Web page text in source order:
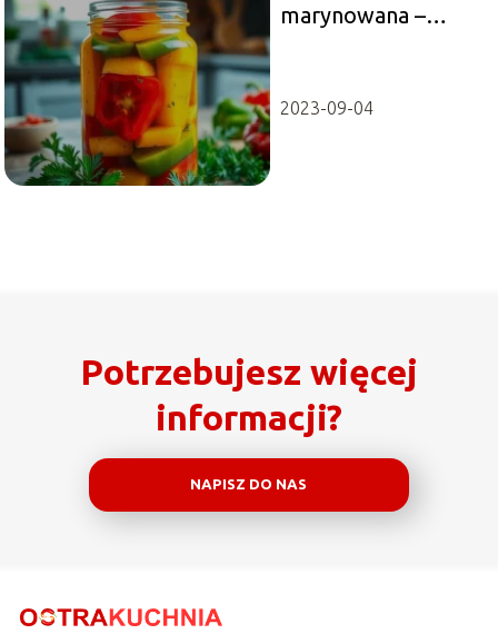
marynowana –
2023-09-04
Potrzebujesz więcej
informacji?
NAPISZ DO NAS